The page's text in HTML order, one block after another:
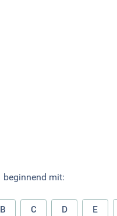
beginnend mit:
B C D E